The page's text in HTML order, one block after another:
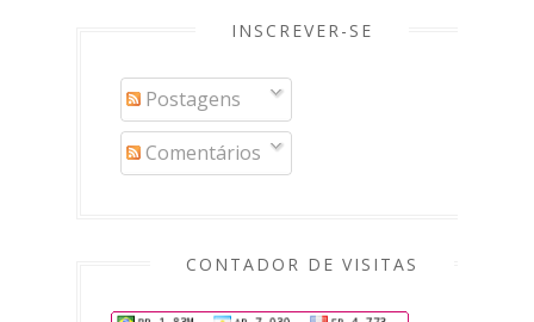
INSCREVER-SE
Postagens
Comentários
CONTADOR DE VISITAS